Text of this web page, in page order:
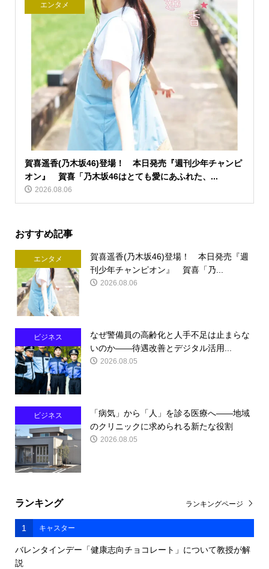
エンタメ
賀喜遥香(乃木坂46)登場！ 本日発売『週刊少年チャンピ
オン』 賀喜「乃木坂46はとても愛にあふれた、...
2026.08.06
おすすめ記事
エンタメ
賀喜遥香(乃木坂46)登場！ 本日発売『週
刊少年チャンピオン』 賀喜「乃...
2026.08.06
ビジネス
なぜ警備員の高齢化と人手不足は止まらな
いのか――待遇改善とデジタル活用...
2026.08.05
ビジネス
「病気」から「人」を診る医療へ――地域
のクリニックに求められる新たな役割
2026.08.05
ランキング
1 キャスター
バレンタインデー「健康志向チョコレート」について教授が解
説
ランキングページ